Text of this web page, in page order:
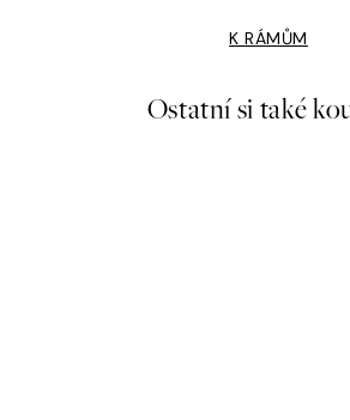
K RÁMŮM
Ostatní si také